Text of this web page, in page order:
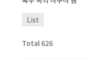
List
Total 626